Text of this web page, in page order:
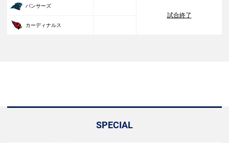
パンサーズ
試合終了
カーディナルス
SPECIAL